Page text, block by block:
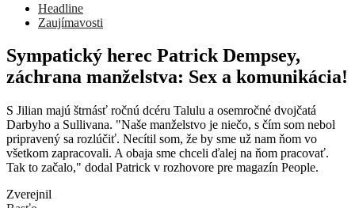
Headline
Zaujímavosti
Sympatický herec Patrick Dempsey,
záchrana manželstva: Sex a komunikácia!
S Jilian majú štrnásť ročnú dcéru Talulu a osemročné dvojčatá
Darbyho a Sullivana. "Naše manželstvo je niečo, s čím som nebol
pripravený sa rozlúčiť. Necítil som, že by sme už nam ňom vo
všetkom zapracovali. A obaja sme chceli ďalej na ňom pracovať.
Tak to začalo," dodal Patrick v rozhovore pre magazín People.
Zverejnil